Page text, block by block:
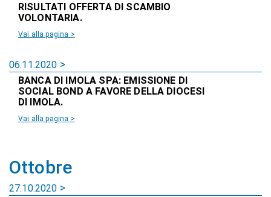
RISULTATI OFFERTA DI SCAMBIO
VOLONTARIA.
Vai alla pagina >
06.11.2020
BANCA DI IMOLA SPA: EMISSIONE DI
SOCIAL BOND A FAVORE DELLA DIOCESI
DI IMOLA.
Vai alla pagina >
Ottobre
27.10.2020